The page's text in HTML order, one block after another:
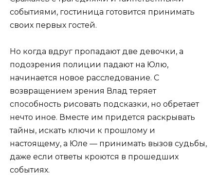
событиями, гостиница готовится принимать
своих первых гостей.
Но когда вдруг пропадают две девочки, а
подозрения полиции падают на Юлю,
начинается новое расследование. С
возвращением зрения Влад теряет
способность рисовать подсказки, но обретает
нечто иное. Вместе им придется раскрывать
тайны, искать ключи к прошлому и
настоящему, а Юле — принимать вызов судьбы,
даже если ответы кроются в прошедших
событиях.